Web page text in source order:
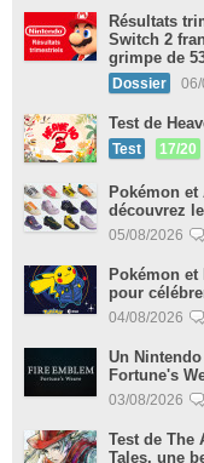
Résultats
Switch 2
grimpe de
Dossier 06/
Test de
Test 17/20
Pokémon
découvrez
05/08/2026
Pokémon et
pour
04/08/2026
Un
Fortune's
03/08/2026
Test de The
Tales, une